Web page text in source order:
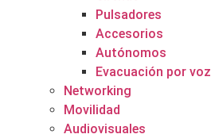
Pulsadores
Accesorios
Autónomos
Evacuación por voz
Networking
Movilidad
Audiovisuales